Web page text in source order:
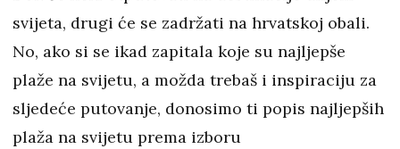
svijeta, drugi će se zadržati na hrvatskoj obali.
No, ako si se ikad zapitala koje su najljepše
plaže na svijetu, a možda trebaš i inspiraciju za
sljedeće putovanje, donosimo ti popis najljepših
plaža na svijetu prema izboru